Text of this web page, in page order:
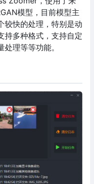
模型，目前模型主
较快的处理，特别是动
持多种格式，支持自定
理等等功能。